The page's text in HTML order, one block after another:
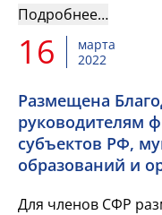
победителей и
Подробнее…
16
марта
2022
Размещена
руководителям
субъектов РФ,
образований и
Для членов СФР